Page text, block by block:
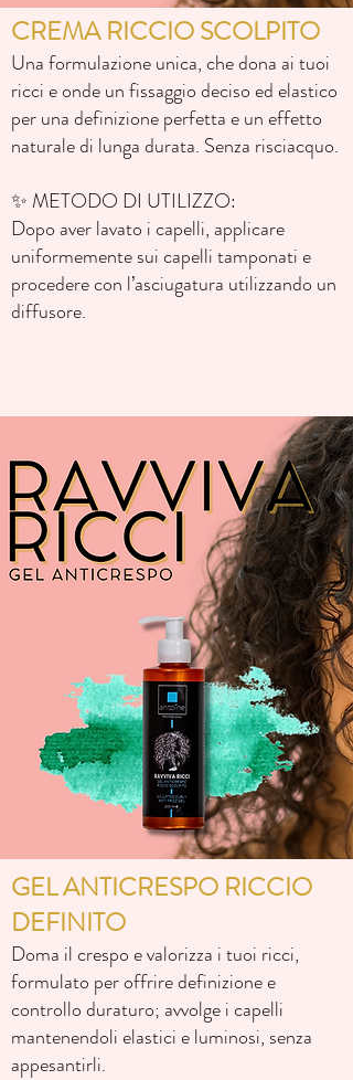
CREMA RICCIO SCOLPITO
Una formulazione unica, che donaai tuoi
ricci e ondeun fissaggio deciso ed elastico
peruna definizione perfetta e un effetto
naturale di lunga durata. Senza risciacquo.
✨ METODO DI UTILIZZO:
Dopo aver lavato i capelli, applicare
uniformemente sui capelli tamponati e
procedere con l’asciugatura utilizzando un
diffusore.
GEL ANTICRESPO RICCIO
DEFINITO
Doma il crespo e valorizza i tuoi ricci,
formulato per offrire definizione e
controllo duraturo; avvolge i capelli
mantenendoli elastici e luminosi, senza
appesantirli.